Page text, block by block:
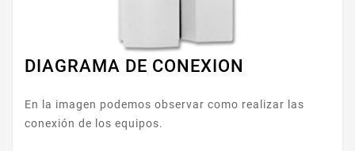
DIAGRAMA DE CONEXION
En la imagen podemos observar como realizar las
conexión de los equipos.